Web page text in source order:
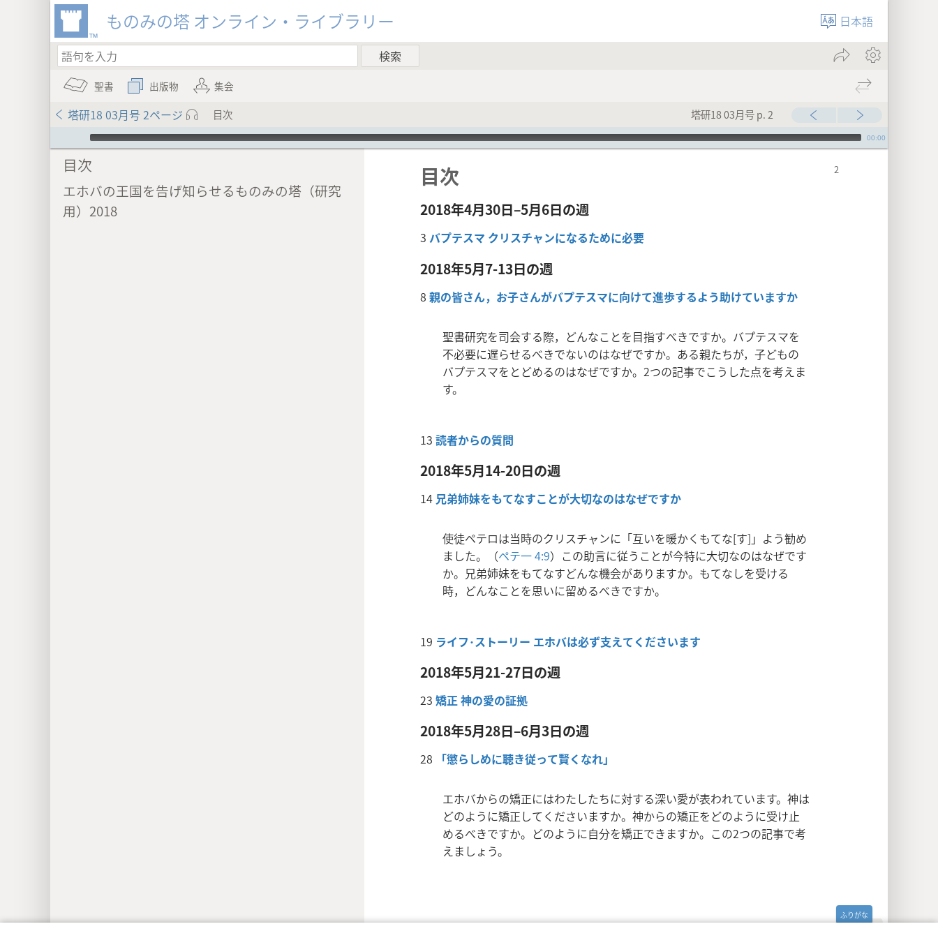
ものみの塔 オンライン・ライブラリー 日本語
聖書 出版物 集会
塔研18 03月号 2ページ 目次 塔研18 03月号 p. 2
Audio Player 00:00
目次
エホバの王国を告げ知らせるものみの塔（研究
用）2018
目次
2018年4月30日–5月6日の週
3 バプテスマ クリスチャンになるために必要
2018年5月7-13日の週
8 親の皆さん，お子さんがバプテスマに向けて進歩するよう助けていますか
聖書研究を司会する際，どんなことを目指すべきですか。バプテスマを
不必要に遅らせるべきでないのはなぜですか。ある親たちが，子どもの
バプテスマをとどめるのはなぜですか。2つの記事でこうした点を考えま
す。
13 読者からの質問
2018年5月14-20日の週
14 兄弟姉妹をもてなすことが大切なのはなぜですか
使徒ペテロは当時のクリスチャンに「互いを暖かくもてな[す]」よう勧め
ました。（ペテ一 4:9）この助言に従うことが今特に大切なのはなぜです
か。兄弟姉妹をもてなすどんな機会がありますか。もてなしを受ける
時，どんなことを思いに留めるべきですか。
19 ライフ･ストーリー エホバは必ず支えてくださいます
2018年5月21-27日の週
23 矯正 神の愛の証拠
2018年5月28日–6月3日の週
28 「懲らしめに聴き従って賢くなれ」
エホバからの矯正にはわたしたちに対する深い愛が表われています。神は
どのように矯正してくださいますか。神からの矯正をどのように受け止
めるべきですか。どのように自分を矯正できますか。この2つの記事で考
えましょう。